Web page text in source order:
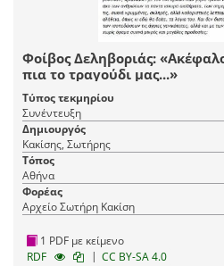
Φοίβος Δεληβοριάς:
πια το τραγούδι μας...»
Τύπος τεκμηρίου
Συνέντευξη
Δημιουργός
Κακίσης, Σωτήρης
Τόπος
Αθήνα
Φορέας
Αρχείο Σωτήρη Κακίση
1 PDF με κείμενο
RDF
| CC BY-SA 4.0